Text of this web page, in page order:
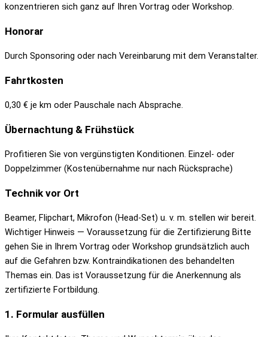
konzentrieren sich ganz auf Ihren Vortrag oder Workshop.
Honorar
Durch Sponsoring oder nach Vereinbarung mit dem Veranstalter.
Fahrtkosten
0,30 € je km oder Pauschale nach Absprache.
Übernachtung & Frühstück
Profitieren Sie von vergünstigten Konditionen. Einzel- oder
Doppelzimmer (Kostenübernahme nur nach Rücksprache)
Technik vor Ort
Beamer, Flipchart, Mikrofon (Head-Set) u. v. m. stellen wir bereit.
Wichtiger Hinweis — Voraussetzung für die Zertifizierung Bitte
gehen Sie in Ihrem Vortrag oder Workshop grundsätzlich auch
auf die Gefahren bzw. Kontraindikationen des behandelten
Themas ein. Das ist Voraussetzung für die Anerkennung als
zertifizierte Fortbildung.
1. Formular ausfüllen